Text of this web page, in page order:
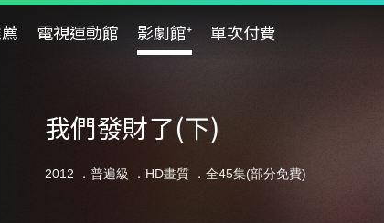
電視運動館 影劇館⁺ 單次付費
我們發財了(下)
2012 ． 普遍級 ．HD畫質 ．全45集(部分免費)